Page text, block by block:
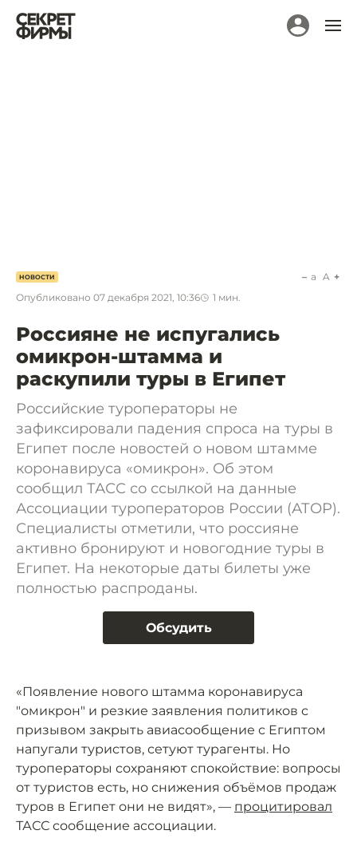
НОВОСТИ
Опубликовано 07 декабря 2021, 10:36 1 мин.
a A
Россияне не испугались
омикрон-штамма и
раскупили туры в Египет
Российские туроператоры не
зафиксировали падения спроса на туры в
Египет после новостей о новом штамме
коронавируса «омикрон». Об этом
сообщил ТАСС со ссылкой на данные
Ассоциации туроператоров России (АТОР).
Специалисты отметили, что россияне
активно бронируют и новогодние туры в
Египет. На некоторые даты билеты уже
полностью распроданы.
Обсудить
«Появление нового штамма коронавируса
"омикрон" и резкие заявления политиков с
призывом закрыть авиасообщение с Египтом
напугали туристов, сетуют турагенты. Но
туроператоры сохраняют спокойствие: вопросы
от туристов есть, но снижения объёмов продаж
туров в Египет они не видят», — процитировал
ТАСС сообщение ассоциации.